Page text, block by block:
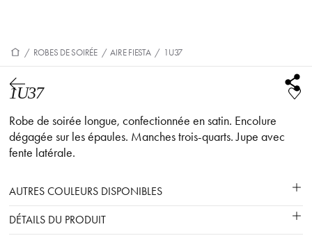
/ ROBES DE SOIRÉE / AIRE FIESTA / 1U37
1U37
Robe de soirée longue, confectionnée en satin. Encolure
dégagée sur les épaules. Manches trois-quarts. Jupe avec
fente latérale.
AUTRES COULEURS DISPONIBLES
DÉTAILS DU PRODUIT